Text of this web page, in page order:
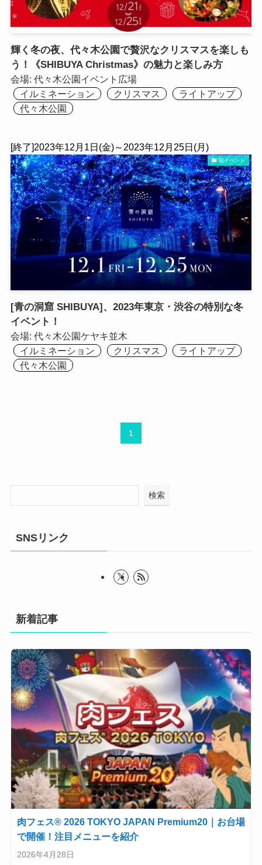
輝く冬の夜、代々木公園で贅沢なクリスマスを楽しも
う！《SHIBUYA Christmas》の魅力と楽しみ方
会場: 代々木公園イベント広場
イルミネーション
クリスマス
ライトアップ
代々木公園
[終了]2023年12月1日(金)～2023年12月25日(月)
観イベント
[青の洞窟 SHIBUYA]、2023年東京・渋谷の特別な冬
イベント！
会場: 代々木公園ケヤキ並木
イルミネーション
クリスマス
ライトアップ
代々木公園
1
検索
SNSリンク
新着記事
肉フェス® 2026 TOKYO JAPAN Premium20｜お台場
で開催！注目メニューを紹介
2026年4月28日